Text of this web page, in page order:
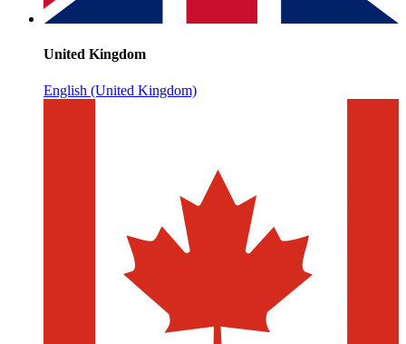
United Kingdom
English (United Kingdom)